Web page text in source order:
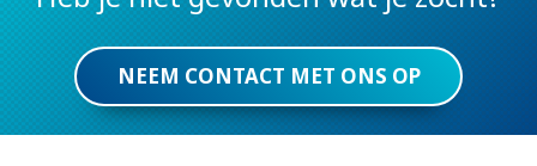
NEEM CONTACT MET ONS OP